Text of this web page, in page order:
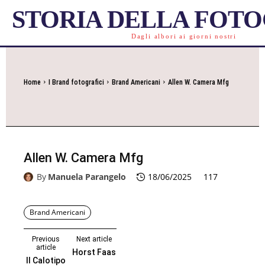
STORIA DELLA
Dagli albori ai giorni nostri
Home I Brand fotografici Brand Americani Allen W. Camera Mfg
Allen W. Camera Mfg
By Manuela Parangelo 18/06/2025 117
Brand Americani
Previous
article
Il Calotipo
Next article
Horst Faas